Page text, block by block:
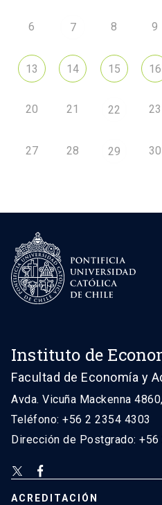
6 7 8 9
13 14 15 16
20 21 22 23
27 28 29 30
Instituto de
Facultad de Economía y
Avda. Vicuña Mackenna
Teléfono: +56 2 2354 4303
Dirección de Postgrado:
ACREDITACIÓN